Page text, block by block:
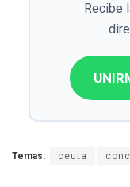
Recibe
Temas: ceuta